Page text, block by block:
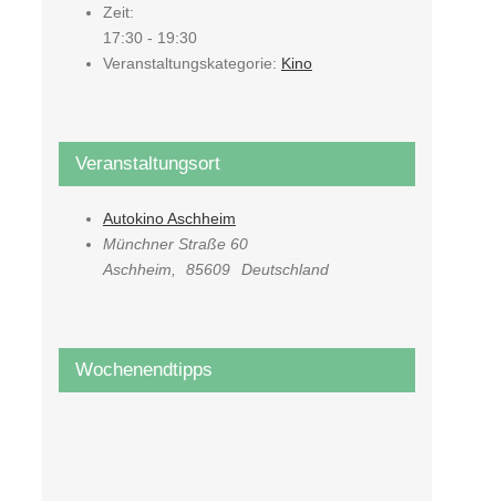
Zeit:
17:30 - 19:30
Veranstaltungskategorie: Kino
Veranstaltungsort
Autokino Aschheim
Münchner Straße 60
Aschheim, 85609 Deutschland
Wochenendtipps